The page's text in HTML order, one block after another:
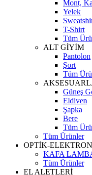
Mont,
Yelek
T-Shirt
Tüm
ALT GİYİM
Pantolon
Şort
Tüm
Güneş
Eldiven
Şapka
Bere
Tüm
Tüm Ürünler
OPTİK-
KAFA
Tüm Ürünler
EL ALETLERİ